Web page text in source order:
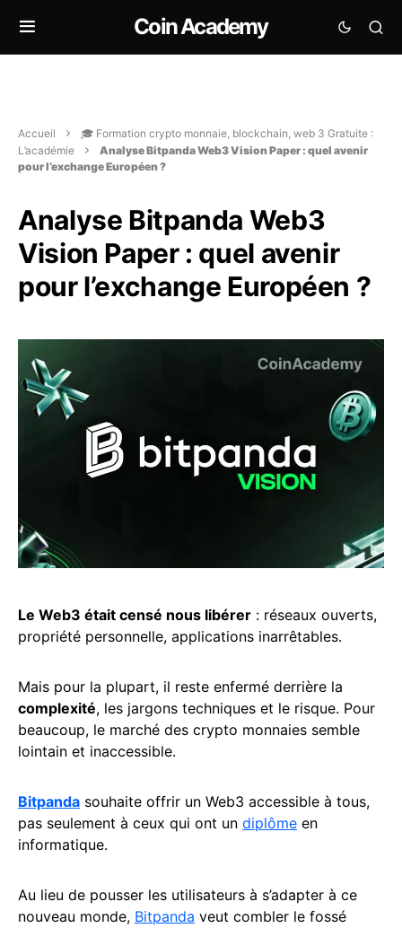
Coin Academy
Accueil
🎓 Formation crypto monnaie, blockchain, web 3 Gratuite :
L’académie
Analyse Bitpanda Web3 Vision Paper : quel avenir
pour l’exchange Européen ?
Analyse Bitpanda Web3
Vision Paper : quel avenir
pour l’exchange Européen ?
Le Web3 était censé nous libérer : réseaux ouverts,
propriété personnelle, applications inarrêtables.
Mais pour la plupart, il reste enfermé derrière la
complexité, les jargons techniques et le risque. Pour
beaucoup, le marché des crypto monnaies semble
lointain et inaccessible.
Bitpanda souhaite offrir un Web3 accessible à tous,
pas seulement à ceux qui ont un diplôme en
informatique.
Au lieu de pousser les utilisateurs à s’adapter à ce
nouveau monde, Bitpanda veut combler le fossé